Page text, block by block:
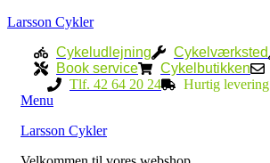
Larsson Cykler
Cykeludlejning
Cykelværksted
Book service
Cykelbutikken
Tlf. 42 64 20 24
Hurtig levering
Menu
Larsson Cykler